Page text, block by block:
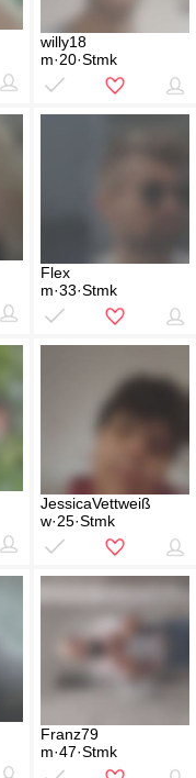
willy18
m·20·Stmk
Flex
m·33·Stmk
JessicaVettweiß
w·25·Stmk
Franz79
m·47·Stmk